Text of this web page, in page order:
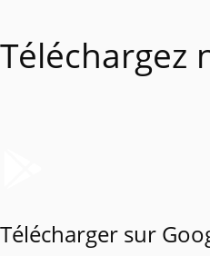
Téléchargez
Télécharger sur